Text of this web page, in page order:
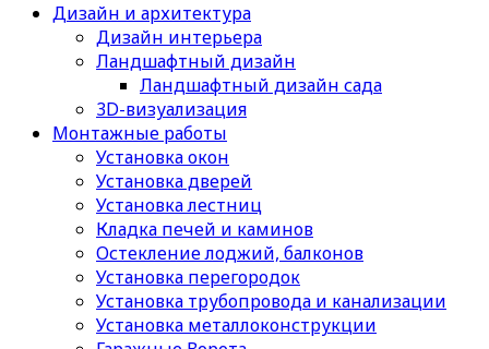
Дизайн и архитектура
Дизайн интерьера
Ландшафтный дизайн
Ландшафтный дизайн сада
3D-визуализация
Монтажные работы
Установка окон
Установка дверей
Установка лестниц
Кладка печей и каминов
Остекление лоджий, балконов
Установка перегородок
Установка трубопровода и канализации
Установка металлоконструкции